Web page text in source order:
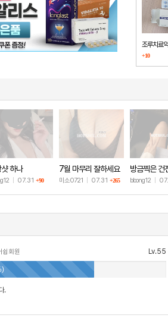
조루치료
했습니다
+10
하나
07.31 +90
7월 마무리 잘하세요
🫶
미소0721 07.31 +265
방금찍은 건
샷
bbong12
Lv.55
쉽회원
.